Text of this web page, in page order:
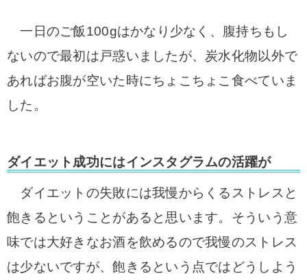
一日のご飯100gはかなり少なく、腹持ちもし
ないので最初は戸惑いましたが、炭水化物以外で
あればお腹が空いた時にちょこちょこ食べていま
した。
ダイエット成功にはインスタグラムの活躍が
ダイエットの失敗には我慢からくるストレスと
飽きるということがあると思います。そういう意
味では大好きなお酒を飲めるので我慢のストレス
は少ないですが、飽きるという点ではどうしよう